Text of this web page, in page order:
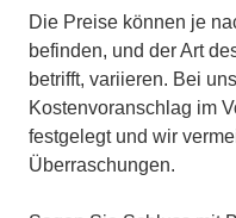
Die Preise können je
befinden, und der Art
betrifft, variieren. Bei
Kostenvoranschlag im
festgelegt und wir
Überraschungen.